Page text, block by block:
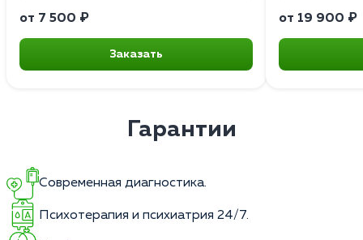
от 7 500 ₽
Заказать
от 19 900 ₽
Гарантии
Современная диагностика.
Психотерапия и психиатрия 24/7.